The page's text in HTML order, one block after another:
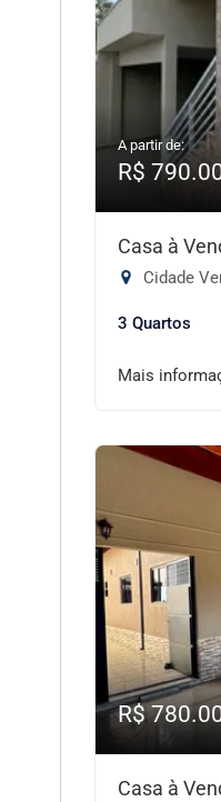
A partir de:
R$
Casa à
Cidade
3 Quartos
Mais
R$
Casa à